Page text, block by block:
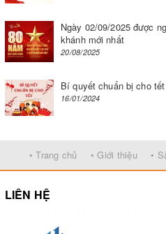
Nguyên liệu làm
Nấu trà hoa hồng
khô, 10 bông atiso đỏ khô,
Trộn đều và đun hỗn hợp
phút cho đến khi đường tan
Ngày 02/09/2025 được
khánh mới nhất
20/08/2025
Bí quyết chuẩn bị cho tết
16/01/2024
• Trang chủ • Giới thiệu •
LIÊN HỆ